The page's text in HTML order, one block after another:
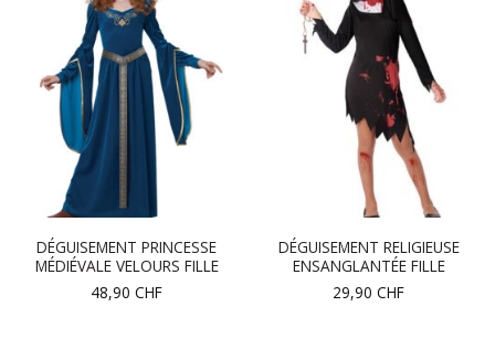
DÉGUISEMENT PRINCESSE
MÉDIÉVALE VELOURS FILLE
48,90 CHF
DÉGUISEMENT RELIGIEUSE
ENSANGLANTÉE FILLE
29,90 CHF